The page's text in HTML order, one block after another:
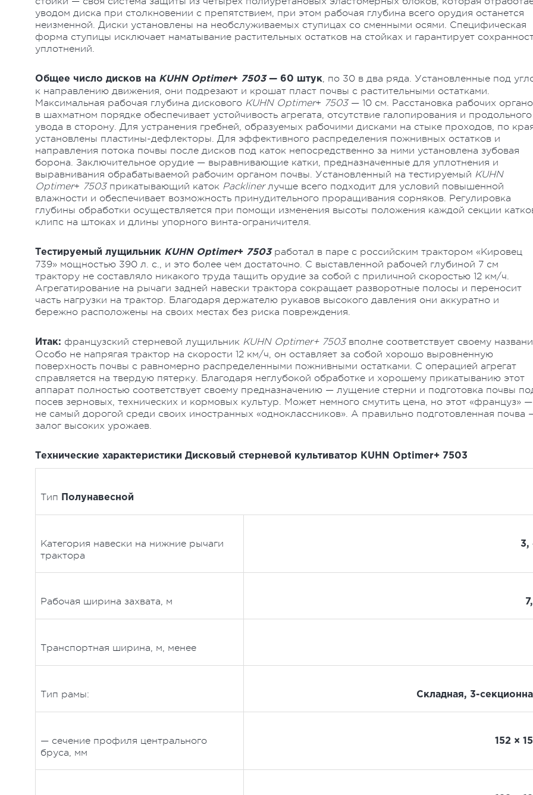
уводом диска при столкновении с препятствием, при этом рабочая глубина всего орудия останется
неизменной. Диски установлены на необслуживаемых ступицах со сменными осями. Специфическая
форма ступицы исключает наматывание растительных остатков на стойках и гарантирует
уплотнений.
Общее число дисков на KUHN Optimer+ 7503 — 60 штук, по 30 в два ряда. Установленные под
к направлению движения, они подрезают и крошат пласт почвы с растительными остатками.
Максимальная рабочая глубина дискового KUHN Optimer+ 7503 — 10 см. Расстановка рабочих
в шахматном порядке обеспечивает устойчивость агрегата, отсутствие галопирования и продольного
увода в сторону. Для устранения гребней, образуемых рабочими дисками на стыке проходов, по
установлены пластины-дефлекторы. Для эффективного распределения пожнивных остатков и
направления потока почвы после дисков под каток непосредственно за ними установлена зубовая
борона. Заключительное орудие — выравнивающие катки, предназначенные для уплотнения и
выравнивания обрабатываемой рабочим органом почвы. Установленный на тестируемый KUHN
Optimer+ 7503 прикатывающий каток Packlinerлучше всего подходит для условий повышенной
влажности и обеспечивает возможность принудительного проращивания сорняков. Регулировка
глубины обработки осуществляется при помощи изменения высоты положения каждой секции
клипс на штоках и длины упорного винта-ограничителя.
Тестируемый лущильник KUHN Optimer+ 7503 работал в паре с российским трактором «Кировец
739» мощностью 390 л. с., и это более чем достаточно. С выставленной рабочей глубиной 7 см
трактору не составляло никакого труда тащить орудие за собой с приличной скоростью 12 км/ч.
Агрегатирование на рычаги задней навески трактора сокращает разворотные полосы и переносит
часть нагрузки на трактор. Благодаря держателю рукавов высокого давления они аккуратно и
бережно расположены на своих местах без риска повреждения.
Итак: французский стерневой лущильник KUHN Optimer+ 7503 вполне соответствует своему
Особо не напрягая трактор на скорости 12 км/ч, он оставляет за собой хорошо выровненную
поверхность почвы с равномерно распределенными пожнивными остатками. С операцией агрегат
справляется на твердую пятерку. Благодаря неглубокой обработке и хорошему прикатыванию этот
аппарат полностью соответствует своему предназначению — лущение стерни и подготовка почвы
посев зерновых, технических и кормовых культур. Может немного смутить цена, но этот «француз» —
не самый дорогой среди своих иностранных «одноклассников». А правильно подготовленная почва
залог высоких урожаев.
Технические характеристики Дисковый стерневой культиватор KUHN Optimer+ 7503
Тип Полунавесной
Категория навески на нижние рычаги
трактора
3,
Рабочая ширина захвата, м
Транспортная ширина, м, менее
Тип рамы: Складная, 3-
— сечение профиля центрального
бруса, мм
152 ×